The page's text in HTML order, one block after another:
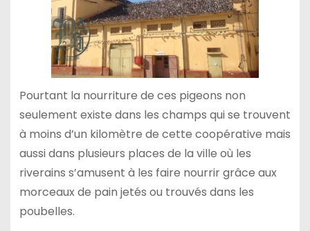
Pourtant la nourriture de ces pigeons non
seulement existe dans les champs qui se trouvent
à moins d’un kilomètre de cette coopérative mais
aussi dans plusieurs places de la ville où les
riverains s’amusent à les faire nourrir grâce aux
morceaux de pain jetés ou trouvés dans les
poubelles.